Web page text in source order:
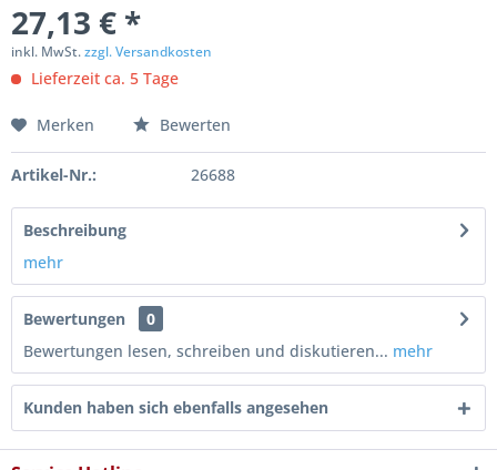
27,13 € *
inkl. MwSt.zzgl. Versandkosten
Lieferzeit ca. 5 Tage
Merken Bewerten
Artikel-Nr.: 26688
Beschreibung
mehr
Bewertungen
0
Bewertungen lesen, schreiben und diskutieren... mehr
Kunden haben sich ebenfalls angesehen